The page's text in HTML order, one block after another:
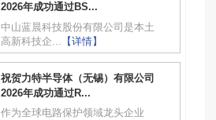
2026年成功通过BS...
中山蓝晨科技股份有限公司是本土
高新科技企...
【详情】
祝贺力特半导体（无锡）有限公司
2026年成功通过R...
作为全球电路保护领域龙头企业